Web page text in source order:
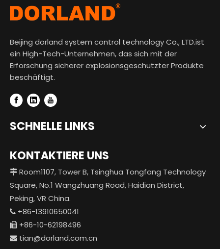
Beijing dorland system control technology Co., LTD.ist
ein High-Tech-Unternehmen, das sich mit der
Erforschung sicherer explosionsgeschützter Produkte
beschäftigt.
SCHNELLE LINKS
KONTAKTIERE UNS
 Room1107, Tower B, Tsinghua Tongfang Technology
Square, No.1 Wangzhuang Road, Haidian District,
Peking, VR China.
 +86-13910650041
 +86-10-62198496
 tian@dorland.com.cn